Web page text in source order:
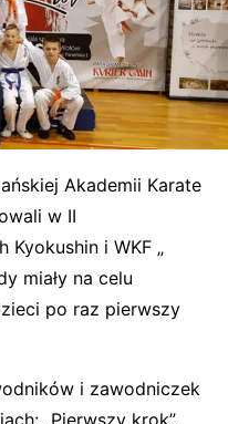
Akademii Karate
w II
i WKF „
miały na celu
po raz pierwszy
i zawodniczek
„Pierwszy krok”,